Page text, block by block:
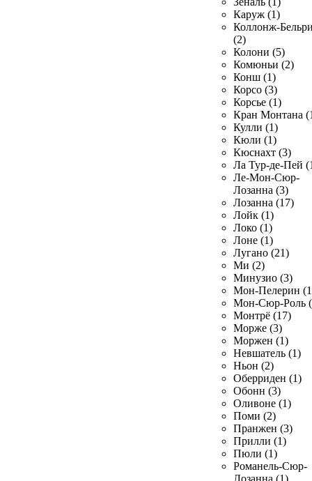
Каруж (1)
Коллонж-
(2)
Колони (5)
Комюньи (2)
Конш (1)
Корсо (3)
Корсье (1)
Кран Монтана
Кулли (1)
Кюли (1)
Кюснахт (3)
Ла Тур-де-Пей
Ле-Мон-Сюр-
Лозанна (3)
Лозанна (17)
Лойк (1)
Локо (1)
Лоне (1)
Лугано (21)
Ми (2)
Минузио (3)
Мон-Пелерин
Мон-Сюр-Роль
Монтрё (17)
Морже (3)
Моржен (1)
Невшатель (1)
Ньон (2)
Оберриден (1)
Обонн (3)
Оливоне (1)
Поми (2)
Пранжен (3)
Прилли (1)
Пюли (1)
Романель-Сюр-
Лозанна (1)